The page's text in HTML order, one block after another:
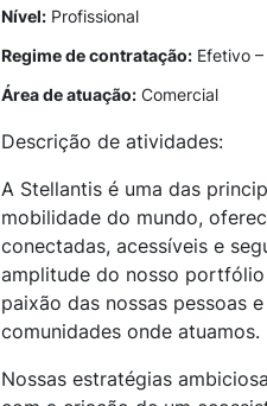
Nível: Profissional
Regime de contratação: Efetivo –
Área de atuação: Comercial
Descrição de atividades:
A Stellantis é uma das
mobilidade do mundo,
conectadas, acessíveis e
amplitude do nosso
paixão das nossas pessoas
comunidades onde atuamos.
Nossas estratégias